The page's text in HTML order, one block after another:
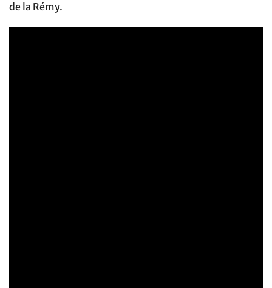
de la Rémy.